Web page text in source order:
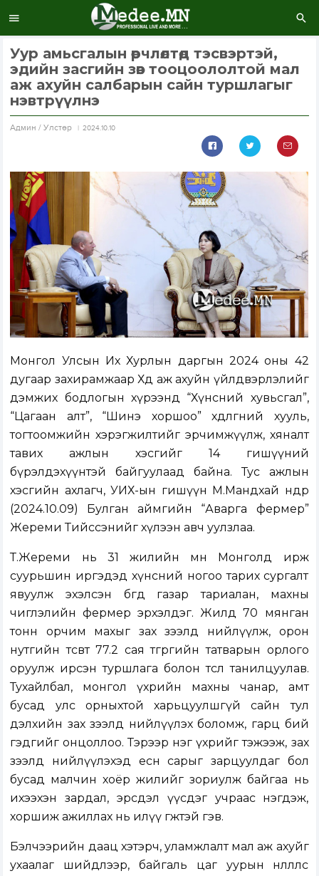
Уур амьсгалын өөрчлөлтөд тэсвэртэй,
эдийн засгийн зөв тооцоололтой мал
аж ахуйн салбарын сайн туршлагыг
нэвтрүүлнэ
Aдмин / Улстөр 2024.10.10
Монгол Улсын Их Хурлын даргын 2024 оны 42
дугаар захирамжаар Хөдөө аж ахуйн үйлдвэрлэлийг
дэмжих бодлогын хүрээнд “Хүнсний хувьсгал”,
“Цагаан алт”, “Шинэ хоршоо” хөдөлгөөний хууль,
тогтоомжийн хэрэгжилтийг эрчимжүүлж, хяналт
тавих ажлын хэсгийг 14 гишүүний
бүрэлдэхүүнтэй байгуулаад байна. Тус ажлын
хэсгийн ахлагч, УИХ-ын гишүүн М.Мандхай өнөөдөр
(2024.10.09) Булган аймгийн “Аварга фермер”
Жереми Тийссэнийг хүлээн авч уулзлаа.
Т.Жереми нь 31 жилийн өмнө Монголд ирж
суурьшин иргэдэд хүнсний ногоо тарих сургалт
явуулж эхэлсэн бөгөөд газар тариалан, махны
чиглэлийн фермер эрхэлдэг. Жилд 70 мянган
тонн орчим махыг зах зээлд нийлүүлж, орон
нутгийн төсөвт 77.2 сая төгрөгийн татварын орлого
оруулж ирсэн туршлага болон төслөө танилцуулав.
Тухайлбал, монгол үхрийн махны чанар, амт
бусад улс орныхтой харьцуулшгүй сайн тул
дэлхийн зах зээлд нийлүүлэх боломж, гарц бий
гэдгийг онцоллоо. Тэрээр нэг үхрийг тэжээж, зах
зээлд нийлүүлэхэд есөн сарыг зарцуулдаг бол
бусад малчин хоёр жилийг зориулж байгаа нь
ихээхэн зардал, эрсдэл үүсдэг учраас нэгдэж,
хоршиж ажиллах нь илүү өгөөжтэй гэв.
Бэлчээрийн даац хэтэрч, уламжлалт мал аж ахуйг
ухаалаг шийдлээр, байгаль цаг уурын нөлөөллөөс